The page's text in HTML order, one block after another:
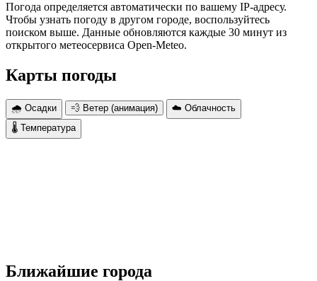
Погода определяется автоматически по вашему IP-адресу.
Чтобы узнать погоду в другом городе, воспользуйтесь
поиском выше. Данные обновляются каждые 30 минут из
открытого метеосервиса Open-Meteo.
Карты погоды
🌧 Осадки 💨 Ветер (анимация)
☁️ Облачность
🌡 Температура
Ближайшие города